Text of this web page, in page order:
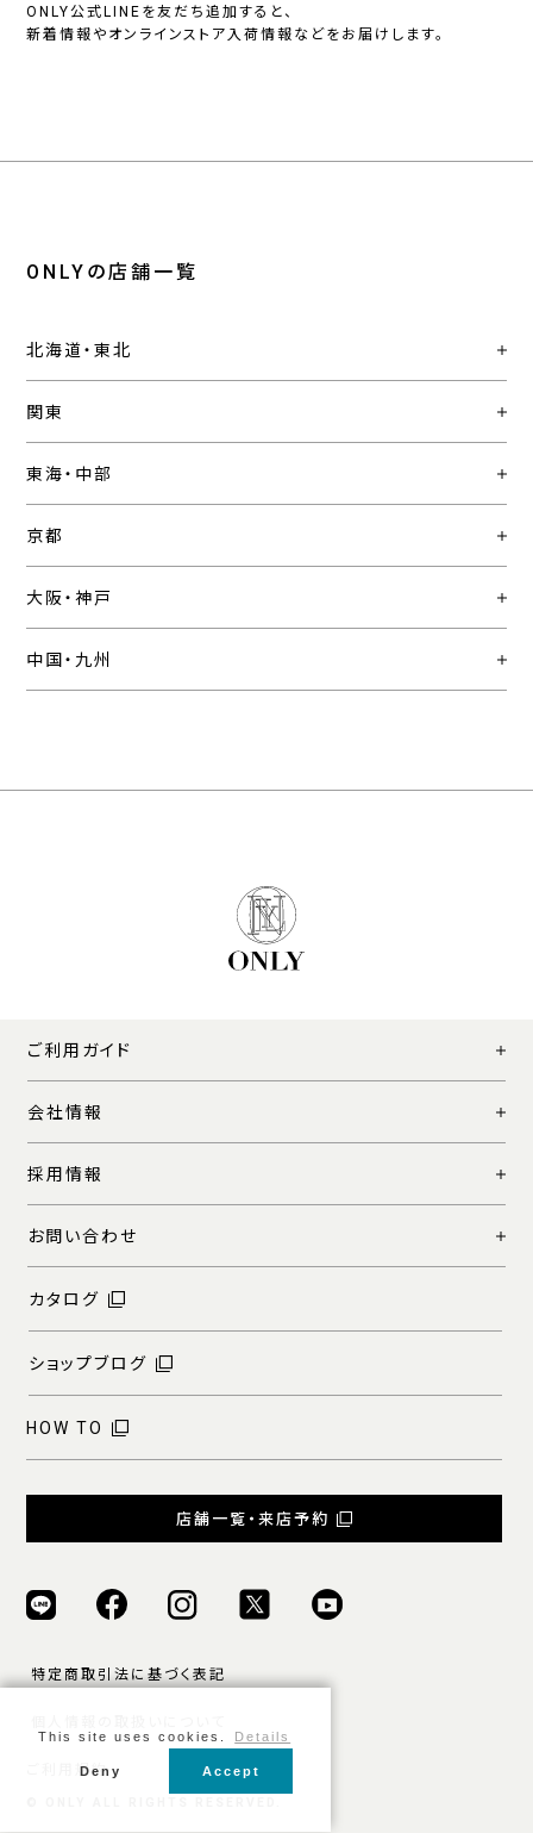
ONLY公式LINEを友だち追加すると、
新着情報やオンラインストア入荷情報などをお届けします。
ONLYの店舗一覧
北海道・東北
関東
東海・中部
京都
大阪・神戸
中国・九州
ご利用ガイド
会社情報
採用情報
お問い合わせ
カタログ
ショップブログ
HOW TO
店舗一覧・来店予約
特定商取引法に基づく表記
ご利用規約
This site uses cookies. Details
Deny Accept